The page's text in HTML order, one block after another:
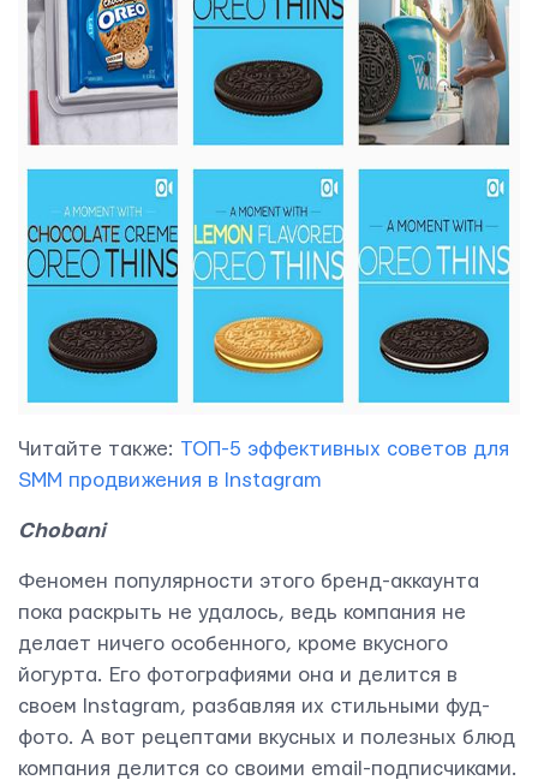
Читайте также: ТОП-5 эффективных советов для
SMM продвижения в Instagram
Chobani
Феномен популярности этого бренд-аккаунта
пока раскрыть не удалось, ведь компания не
делает ничего особенного, кроме вкусного
йогурта. Его фотографиями она и делится в
своем Instagram, разбавляя их стильными фуд-
фото. А вот рецептами вкусных и полезных блюд
компания делится со своими email-подписчиками.